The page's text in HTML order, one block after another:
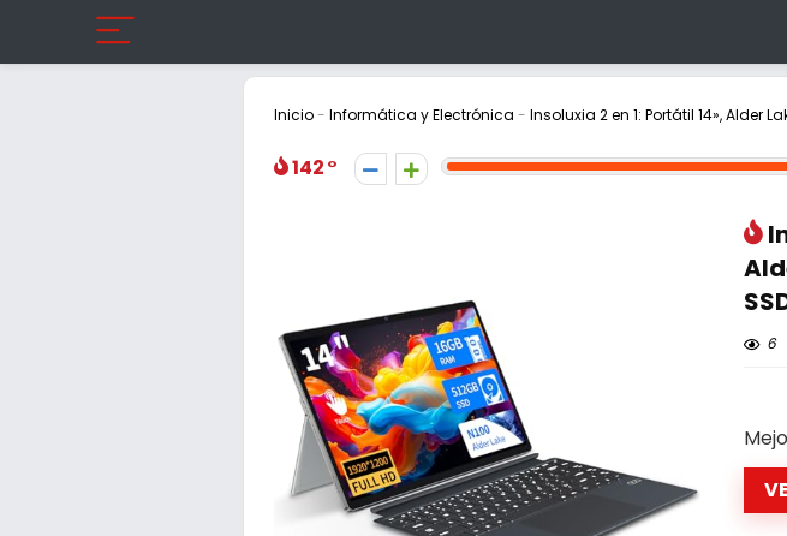
Inicio- Informática y Electrónica - Insoluxia 2 en 1: Portátil 14», Alder
142
6